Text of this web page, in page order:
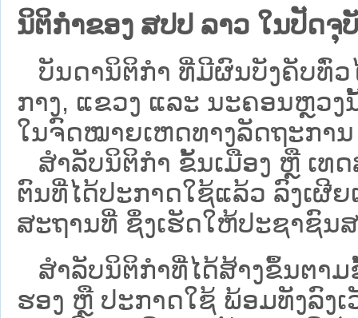
ນິຕິກຳຂອງ ສປປ ລາວ ໃນປັດ
ບັນດານິຕິກໍາ ທີ່ມີຜົນບັງຄັບທົ່
ກາງ, ແຂວງ ແລະ ນະຄອນຫຼວ
ໃນຈົດໝາຍເຫດທາງລັດຖະການ
ສຳລັບນິ​ຕິ​ກຳ ຂັ້ນເມືອງ ຫຼື ເທ
ຕົນທີ່ໄດ້ປະກາດໃຊ້ແລ້ວ ລົງ​ເຜີ
ສະຖານທີ່ ຊຶ່ງເຮັດໃຫ້ປະຊາຊົນສ
ສໍາລັບນິຕິກໍາທີ່ໄດ້ສ້າງຂຶ້ນຕາ
ຮອງ ຫຼື ປະກາດໃຊ້ ພ້ອມທັງລົງ